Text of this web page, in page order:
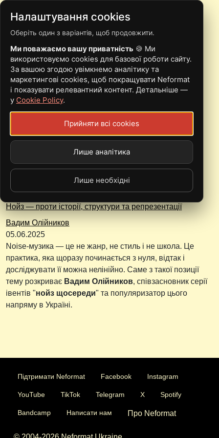
НОЙЗ ЩОСЕРЕДИ
Сьогодні електронний артист випустив анонсований
альбом "Drones & Noises for Every Wednesday". Це
записи, народжені з підготовки до виступу наживо на
одному з концертів
Нойз — проти історії, структури та репрезентації
Вадим Олійников
05.06.2025
Noise-музика — це не жанр, не стиль і не школа. Це
практика, яка щоразу починається з нуля, відтак і
досліджувати її можна нелінійно. Саме з такої позиції
тему розкриває Вадим Олійников, співзасновник серії
івентів "нойз щосереди" та популяризатор цього
напряму в Україні.
Підтримати Neformat Facebook Instagram
YouTube TikTok Telegram X Spotify
Bandcamp Написати нам Про Neformat
Налаштування cookies
Оберіть один з варіантів, щоб продовжити.
Ми поважаємо вашу приватність 🍪 Ми
використовуємо cookies для базової роботи сайту.
За вашою згодою увімкнемо аналітику та
маркетингові cookies, щоб покращувати Neformat
і показувати релевантний контент. Детальніше —
у Cookie Policy.
Прийняти всі cookies
Лише аналітика
Лише необхідні